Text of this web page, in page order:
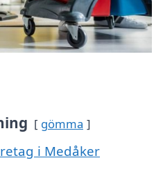
gömma
i Medåker